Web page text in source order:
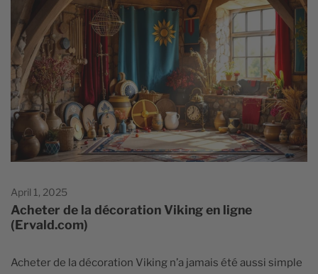
April 1, 2025
Acheter de la décoration Viking en ligne
(Ervald.com)
Acheter de la décoration Viking n’a jamais été aussi simple